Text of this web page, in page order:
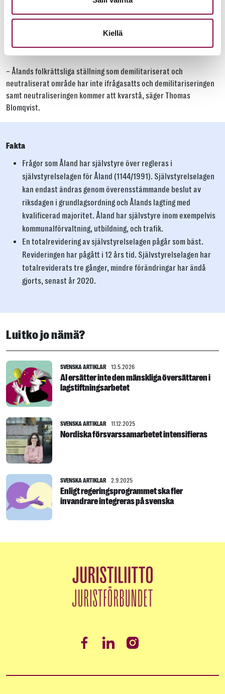
Kiellä
demilitariserat.
– Ålands folkrättsliga ställning som demilitariserat och
neutraliserat område har inte ifrågasatts och demilitariseringen
samt neutraliseringen kommer att kvarstå, säger Thomas
Blomqvist.
Fakta
Frågor som Åland har självstyre över regleras i
självstyrelselagen för Åland (1144/1991). Självstyrelselagen
kan endast ändras genom överensstämmande beslut av
riksdagen i grundlagsordning och Ålands lagting med
kvalificerad majoritet. Åland har självstyre inom exempelvis
kommunalförvaltning, utbildning, och trafik.
En totalrevidering av självstyrelselagen pågår som bäst.
Revideringen har pågått i 12 års tid. Självstyrelselagen har
totalreviderats tre gånger, mindre förändringar har ändå
gjorts, senast år 2020.
Luitko jo nämä?
SVENSKA ARTIKLAR 13.5.2026
AI ersätter inte den mänskliga översättaren i
lagstiftningsarbetet
SVENSKA ARTIKLAR 11.12.2025
Nordiska försvarssamarbetet intensifieras
SVENSKA ARTIKLAR 2.9.2025
Enligt regeringsprogrammet ska fler
invandrare integreras på svenska